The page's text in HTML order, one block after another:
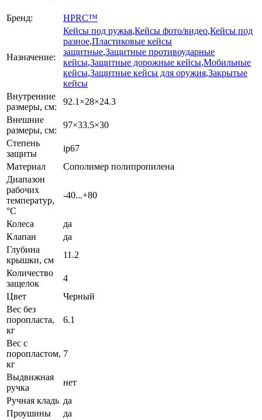
Бренд: HPRC™
Назначение:
Кейсы под ружья,Кейсы фото/видео,Кейсы под
разное,Пластиковые кейсы
защитные,Защитные противоударные
кейсы,Защитные дорожные кейсы,Мобильные
кейсы,Защитные кейсы для оружия,Закрытые
кейсы
Внутренние
размеры, см:
92.1×28×24.3
Внешние
размеры, см:
97×33.5×30
Степень
защиты
ip67
Материал
Сополимер полипропилена
Диапазон
рабочих
температур,
°С
-40...+80
Колеса
да
Клапан
да
Глубина
крышки, см
11.2
Количество
защелок
4
Цвет
Черный
Вес без
поропласта,
кг
6.1
Вес с
поропластом,
кг
7
Выдвижная
ручка
нет
Ручная кладь да
Проушины
да